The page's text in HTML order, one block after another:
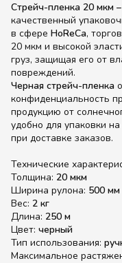
Стрейч-пленка 20 мкм
качественный
в сфере HoReCa,
20 мкм и высокой
груз, защищая его от
повреждений.
Черная стрейч-пленка
конфиденциальность
продукцию от
удобно для упаковки
при доставке заказов.
Технические
Толщина: 20 мкм
Ширина рулона: 500 мм
Вес: 2 кг
Длина: 250 м
Цвет: черный
Тип использования:
Максимальное